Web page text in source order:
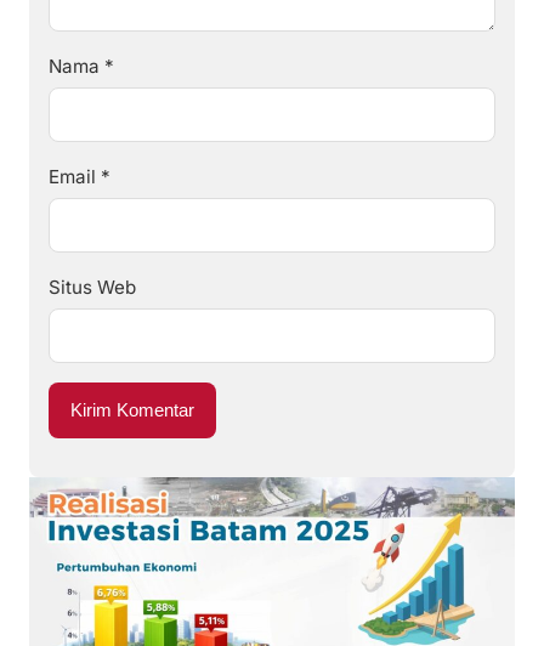
Nama *
Email *
Situs Web